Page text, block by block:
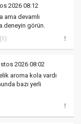
2026 08:12
ama devamlı
görün.
(1)
2026 08:02
aroma kola vardı
bazı yerli